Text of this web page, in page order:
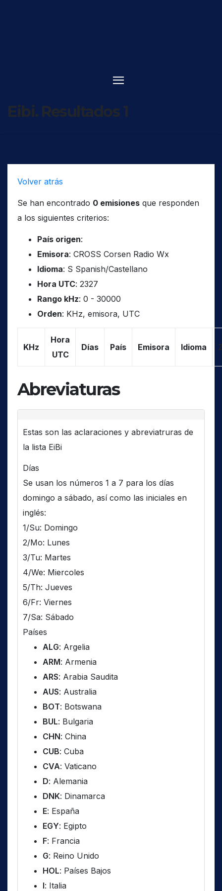
Eibi. Resultados 1
Volver atrás
Se han encontrado 0 emisiones que responden
a los siguientes criterios:
País origen:
Emisora: CROSS Corsen Radio Wx
Idioma: S Spanish/Castellano
Hora UTC: 2327
Rango kHz: 0 - 30000
Orden: KHz, emisora, UTC
KHz
Hora
UTC
Días País Emisora Idioma
Abreviaturas
Estas son las aclaraciones y abreviatruras de
la lista EiBi
Días
Se usan los números 1 a 7 para los días
domingo a sábado, así como las iniciales en
inglés:
1/Su: Domingo
2/Mo: Lunes
3/Tu: Martes
4/We: Miercoles
5/Th: Jueves
6/Fr: Viernes
7/Sa: Sábado
Países
ALG: Argelia
ARM: Armenia
ARS: Arabia Saudita
AUS: Australia
BOT: Botswana
BUL: Bulgaria
CHN: China
CUB: Cuba
CVA: Vaticano
D: Alemania
DNK: Dinamarca
E: España
EGY: Egipto
F: Francia
G: Reino Unido
HOL: Países Bajos
I: Italia